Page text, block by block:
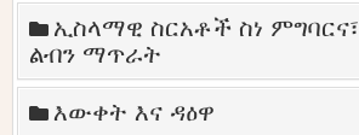
ኢስላማዊ ስርአቶች ስነ ምግባርና፣
ልብን ማጥራት
እውቀት እና ዳዕዋ